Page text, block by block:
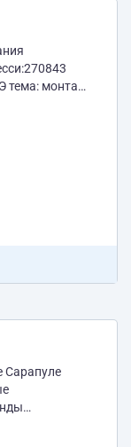
тема: монтаж
заделки
группа:
карта:
Сарапуле